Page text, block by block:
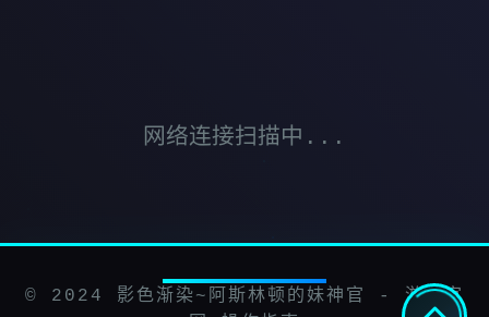
网络连接扫描中...
© 2024 影色渐染~阿斯林顿的妹神官 - 游戏官